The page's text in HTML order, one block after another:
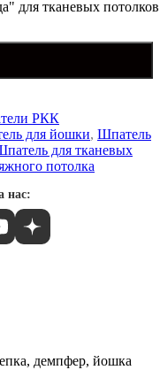
для тканевых
РКК
для йошки, Шпатель
для тканевых
потолка
нас:
демпфер, йошка